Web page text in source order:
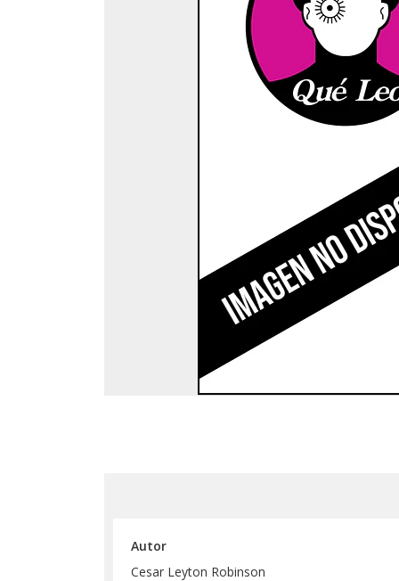
Autor
Cesar Leyton Robinson